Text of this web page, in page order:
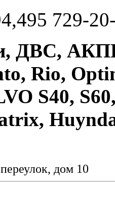
729-
ДВС,
Rio,
S40,
дом 10